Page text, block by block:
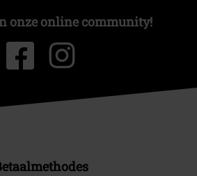
onze online community!